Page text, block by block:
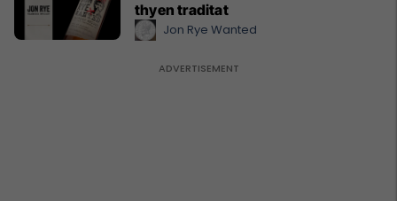
thyen traditat
Jon Rye Wanted